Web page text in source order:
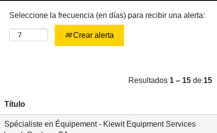
Seleccione la frecuencia (en días) para recibir una alerta:
Crear alerta
Resultados 1 – 15 de 15
Título
Spécialiste en Équipement - Kiewit Equipment Services